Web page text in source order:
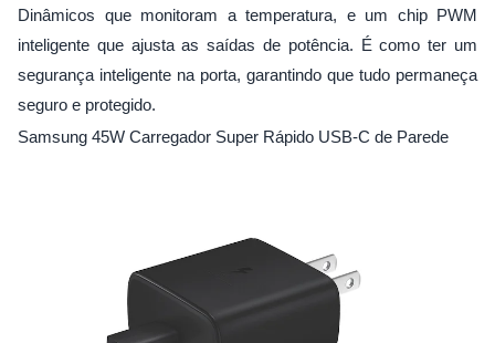
Dinâmicos que monitoram a temperatura, e um chip PWM
inteligente que ajusta as saídas de potência. É como ter um
segurança inteligente na porta, garantindo que tudo permaneça
seguro e protegido.
Samsung 45W Carregador Super Rápido USB-C de Parede